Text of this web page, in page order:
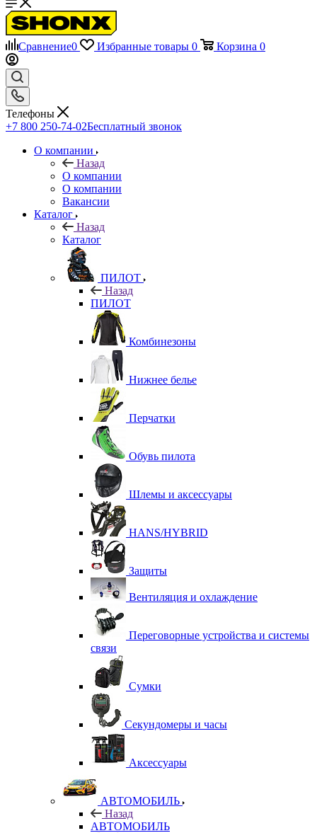
Сравнение0 Избранные товары 0 Корзина 0
Телефоны
+7 800 250-74-02Бесплатный звонок
О компании
Назад
О компании
О компании
Вакансии
Каталог
Назад
Каталог
ПИЛОТ
Назад
ПИЛОТ
Комбинезоны
Нижнее белье
Перчатки
Обувь пилота
Шлемы и аксессуары
HANS/HYBRID
Защиты
Вентиляция и охлаждение
Переговорные устройства и системы
связи
Сумки
Секундомеры и часы
Аксессуары
АВТОМОБИЛЬ
Назад
АВТОМОБИЛЬ